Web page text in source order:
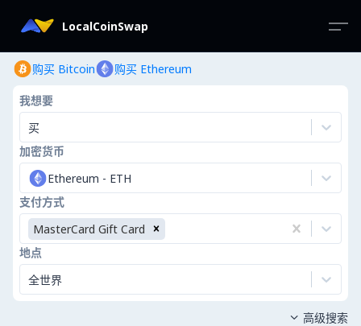
LocalCoinSwap
购买 Bitcoin 购买 Ethereum
我想要
买
加密货币
Ethereum - ETH
支付方式
MasterCard Gift Card
地点
全世界
 高级搜索